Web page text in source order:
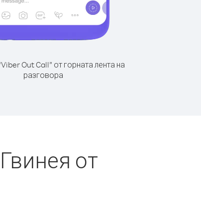
Out Call” от горната лента на
разговора
от